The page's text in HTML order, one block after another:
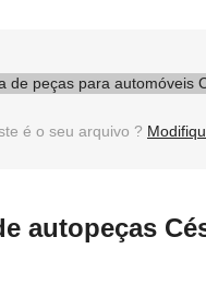
é o seu arquivo ?
autopeças